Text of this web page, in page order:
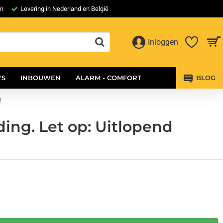
Levering in Nederland en België
Inloggen
INBOUWEN ALARM - COMFORT BLOG
Let op: Uitlopend